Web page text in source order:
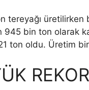
tereyağı
945 bin ton olarak
ton oldu. Üretim